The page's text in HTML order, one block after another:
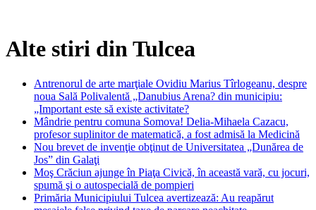
Alte stiri din Tulcea
Antrenorul de arte marţiale Ovidiu Marius Tîrlogeanu, despre
noua Sală Polivalentă „Danubius Arena? din municipiu:
„Important este să existe activitate?
Mândrie pentru comuna Somova! Delia-Mihaela Cazacu,
profesor suplinitor de matematică, a fost admisă la Medicină
Nou brevet de invenţie obţinut de Universitatea „Dunărea de
Jos” din Galaţi
Moş Crăciun ajunge în Piaţa Civică, în această vară, cu jocuri,
spumă şi o autospecială de pompieri
Primăria Municipiului Tulcea avertizează: Au reapărut